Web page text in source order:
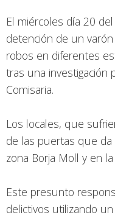
El miércoles día 20
detención de un
robos en diferentes
tras una investigación
Comisaria.
Los locales, que
de las puertas que da
zona Borja Moll y en
Este presunto
delictivos utilizando